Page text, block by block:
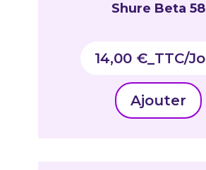
Shure Beta 58
14,00 €_TTC
Ajouter